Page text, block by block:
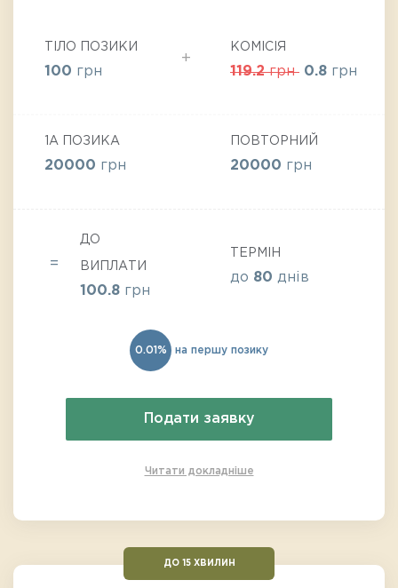
ТІЛО ПОЗИКИ
100 грн
КОМІСІЯ
119.2грн 0.8 грн
ДО
ВИПЛАТИ
100.8 грн
1А ПОЗИКА
20000 грн
ПОВТОРНИЙ
20000 грн
ТЕРМІН
до 80 днів
0.01% на першу позику
Подати заявку
Читати докладніше
ДО 15 ХВИЛИН